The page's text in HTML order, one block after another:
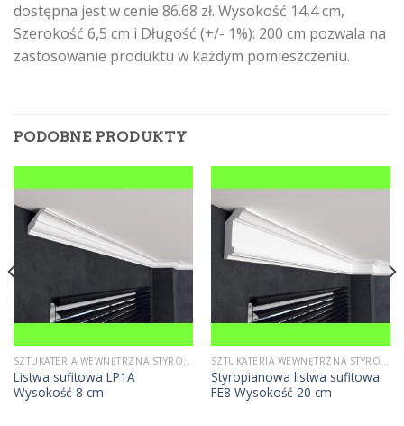
dostępna jest w cenie 86.68 zł. Wysokość 14,4 cm,
Szerokość 6,5 cm i Długość (+/- 1%): 200 cm pozwala na
zastosowanie produktu w każdym pomieszczeniu.
PODOBNE PRODUKTY
SZTUKATERIA WEWNĘTRZNA STYROPIANOWA
Listwa sufitowa LP1A
Wysokość 8 cm
SZTUKATERIA WEWNĘTRZNA STYROPIANOWA
Styropianowa listwa sufitowa
FE8 Wysokość 20 cm